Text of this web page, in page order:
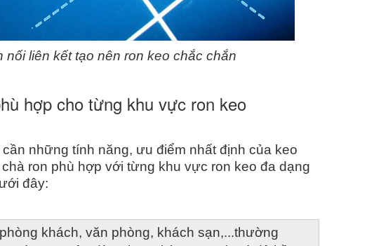
liên kết tạo nên ron keo chắc chắn
hợp cho từng khu vực ron keo
những tính năng, ưu điểm nhất định của keo
ron phù hợp với từng khu vực ron keo đa dạng
đây:
khách, văn phòng, khách sạn,...thường